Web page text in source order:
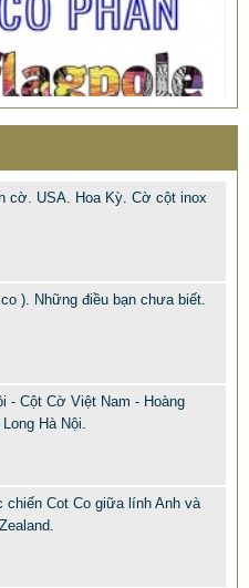
INOX 304 DÙNG NGOÀI
9.500.000 VNĐ
CO-INOX-TINTA
cờ. USA. Hoa Kỳ. Cờ cột inox
). Những điều bạn chưa biết.
- Cột Cờ Việt Nam - Hoàng
Hà Nội.
chiến Cot Co giữa lính Anh và